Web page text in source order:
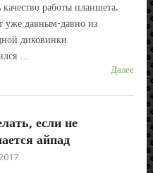
качество работы планшета.
уже давным-давно из
диковинки
…
Далее
если не
айпад